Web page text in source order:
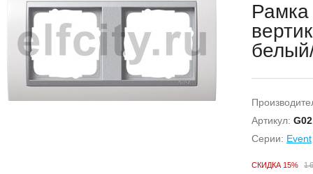
Рамка
Артикул:
Серии: Event
СКИДКА 15% 1